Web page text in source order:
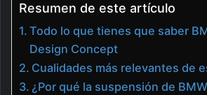
Resumen de este artículo
Todo lo que tienes que saber
Design Concept
Cualidades más relevantes de
¿Por qué la suspensión de